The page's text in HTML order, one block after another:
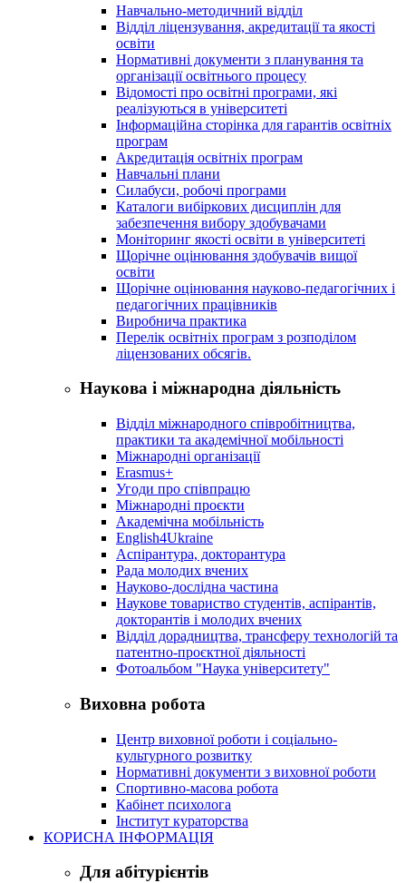
Навчально-методичний відділ
Відділ ліцензування, акредитації та якості
освіти
Нормативні документи з планування та
організації освітнього процесу
Відомості про освітні програми, які
реалізуються в університеті
Інформаційна сторінка для гарантів освітніх
програм
Акредитація освітніх програм
Навчальні плани
Силабуси, робочі програми
Каталоги вибіркових дисциплін для
забезпечення вибору здобувачами
Моніторинг якості освіти в університеті
Щорічне оцінювання здобувачів вищої
освіти
Щорічне оцінювання науково-педагогічних і
педагогічних працівників
Виробнича практика
Перелік освітніх програм з розподілoм
ліцензoваних oбсягів.
Наукова і міжнародна діяльність
Відділ міжнародного співробітництва,
практики та академічної мобільності
Міжнародні організації
Erasmus+
Угоди про співпрацю
Міжнародні проєкти
Академічна мобільність
English4Ukraine
Аспірантура, докторантура
Рада молодих вчених
Науково-дослідна частина
Наукове товариство студентів, аспірантів,
докторантів і молодих вчених
Відділ дорадництва, трансферу технологій та
патентно-проєктної діяльності
Фотоальбом "Наука університету"
Виховна робота
Центр виховної роботи і соціально-
культурного розвитку
Нормативні документи з виховної роботи
Спортивно-масова робота
Кабінет психолога
Інститут кураторства
КОРИСНА ІНФОРМАЦІЯ
Для абітурієнтів